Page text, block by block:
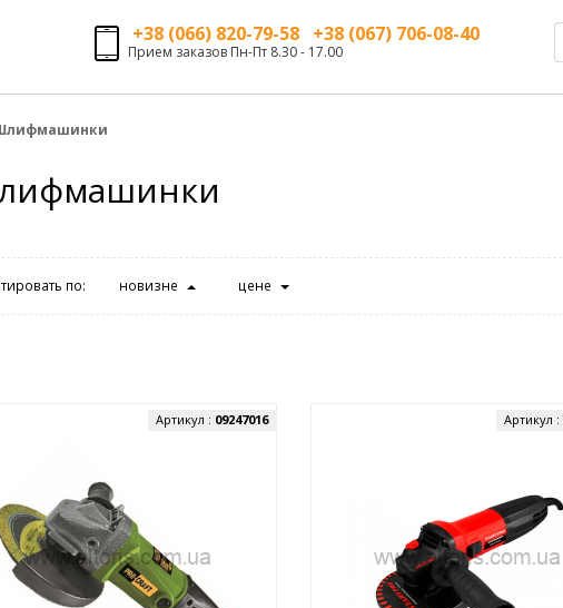
+38 (066) 820-79-58 +38 (067) 706-08-40
Прием заказов Пн-Пт 8.30 - 17.00
по: новизне цене
Артикул : 09247016 Артикул :